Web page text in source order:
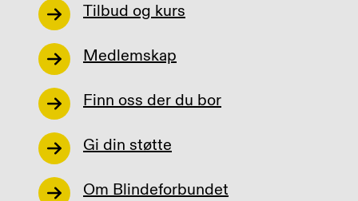
Tilbud og kurs
Medlemskap
Finn oss der du bor
Gi din støtte
Om Blindeforbundet